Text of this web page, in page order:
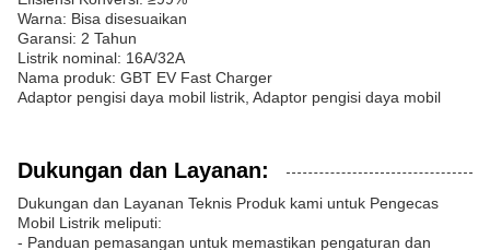
Warna: Bisa disesuaikan
Garansi: 2 Tahun
Listrik nominal: 16A/32A
Nama produk: GBT EV Fast Charger
Adaptor pengisi daya mobil listrik, Adaptor pengisi daya mobil
Dukungan dan Layanan:
Dukungan dan Layanan Teknis Produk kami untuk Pengecas
Mobil Listrik meliputi:
- Panduan pemasangan untuk memastikan pengaturan dan